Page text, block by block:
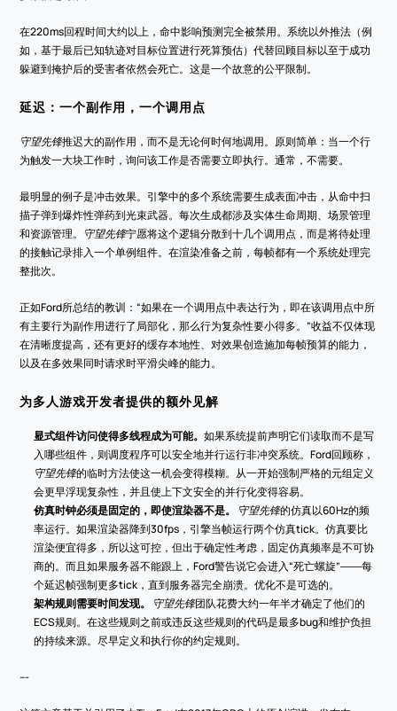
在220ms回程时间大约以上，命中影响预测完全被禁用。系统以外推法（例
如，基于最后已知轨迹对目标位置进行死算预估）代替回顾目标以至于成功
躲避到掩护后的受害者依然会死亡。这是一个故意的公平限制。
延迟：一个副作用，一个调用点
守望先锋推迟大的副作用，而不是无论何时何地调用。原则简单：当一个行
为触发一大块工作时，询问该工作是否需要立即执行。通常，不需要。
最明显的例子是冲击效果。引擎中的多个系统需要生成表面冲击，从命中扫
描子弹到爆炸性弹药到光束武器。每次生成都涉及实体生命周期、场景管理
和资源管理。 守望先锋宁愿将这个逻辑分散到十几个调用点，而是将待处理
的接触记录排入一个单例组件。在渲染准备之前，每帧都有一个系统处理完
整批次。
正如Ford所总结的教训：“如果在一个调用点中表达行为，即在该调用点中所
有主要行为副作用进行了局部化，那么行为复杂性要小得多。”收益不仅体现
在清晰度提高，还有更好的缓存本地性、对效果创造施加每帧预算的能力，
以及在多效果同时请求时平滑尖峰的能力。
为多人游戏开发者提供的额外见解
显式组件访问使得多线程成为可能。如果系统提前声明它们读取而不是写
入哪些组件，则调度程序可以安全地并行运行非冲突系统。Ford回顾称，
守望先锋的临时方法使这一机会变得模糊。从一开始强制严格的元组定义
会更早浮现复杂性，并且使上下文安全的并行化变得容易。
仿真时钟必须是固定的，即使渲染器不是。
守望先锋的仿真以60Hz的频
率运行。如果渲染器降到30fps，引擎当帧运行两个仿真tick。仿真要比
渲染便宜得多，所以这可控，但出于确定性考虑，固定仿真频率是不可协
商的。而且如果服务器不能跟上，Ford警告说它会进入“死亡螺旋”――每
个延迟帧强制更多tick，直到服务器完全崩溃。优化不是可选的。
架构规则需要时间发现。
守望先锋团队花费大约一年半才确定了他们的
ECS规则。在这些规则之前或违反这些规则的代码是最多bug和维护负担
的持续来源。尽早定义和执行你的约定规则。
---